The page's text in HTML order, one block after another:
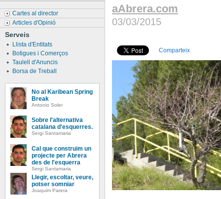
Cartes al director
Articles d'Opinió
Serveis
Llista d'Entitats
Botigues i Comerços
Taulell d'Anuncis
Borsa de Treball
No al Karibean Spring
Break
Antonio Soler
Sobre l'alternativa
catalana d'esquerres.
Sergi Santamaria
Cal que construïm un
projecte per Abrera
des de l'esquerra
Sergi Santamaria
Llegir, escoltar, veure,
potser somniar
Joaquim Parera
aAbrera.com
03/03/2015
Comparteix